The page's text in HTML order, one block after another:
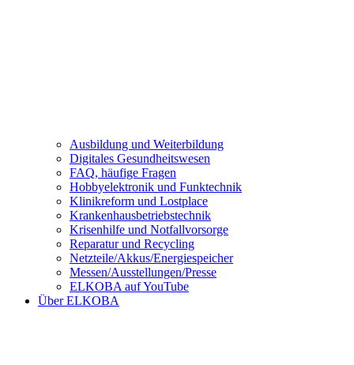
Ausbildung und Weiterbildung
Digitales Gesundheitswesen
FAQ, häufige Fragen
Hobbyelektronik und Funktechnik
Klinikreform und Lostplace
Krankenhausbetriebstechnik
Krisenhilfe und Notfallvorsorge
Reparatur und Recycling
Netzteile/Akkus/Energiespeicher
Messen/Ausstellungen/Presse
ELKOBA auf YouTube
Über ELKOBA